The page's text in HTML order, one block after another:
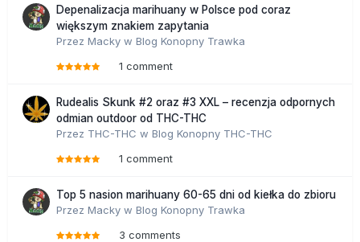
Depenalizacja marihuany w Polsce pod coraz
większym znakiem zapytania
Przez Macky w Blog Konopny Trawka
1 comment
Rudealis Skunk #2 oraz #3 XXL – recenzja odpornych
odmian outdoor od THC-THC
Przez THC-THC w Blog Konopny THC-THC
1 comment
Top 5 nasion marihuany 60-65 dni od kiełka do zbioru
Przez Macky w Blog Konopny Trawka
3 comments